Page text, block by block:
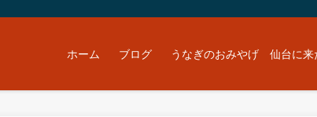
ホーム ブログ うなぎのおみやげ 仙台に来